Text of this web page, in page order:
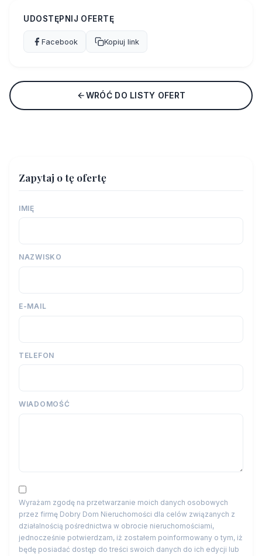
UDOSTĘPNIJ OFERTĘ
Facebook Kopiuj link
WRÓĆ DO LISTY OFERT
Zapytaj o tę ofertę
IMIĘ
NAZWISKO
E-MAIL
TELEFON
WIADOMOŚĆ
Wyrażam zgodę na przetwarzanie moich danych osobowych
przez firmę Dobry Dom Nieruchomości dla celów związanych z
działalnością pośrednictwa w obrocie nieruchomościami,
jednocześnie potwierdzam, iż zostałem poinformowany o tym, iż
będę posiadać dostęp do treści swoich danych do ich edycji lub